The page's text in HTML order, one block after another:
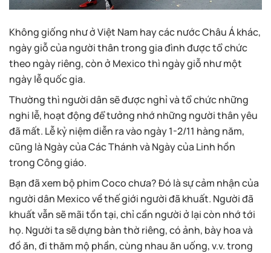
Không giống như ở Việt Nam hay các nước Châu Á khác,
ngày giỗ của người thân trong gia đình được tổ chức
theo ngày riêng, còn ở Mexico thì ngày giỗ như một
ngày lễ quốc gia.
Thường thì người dân sẽ được nghỉ và tổ chức những
nghi lễ, hoạt động để tưởng nhớ những người thân yêu
đã mất. Lễ kỷ niệm diễn ra vào ngày 1-2/11 hàng năm,
cũng là Ngày của Các Thánh và Ngày của Linh hồn
trong Công giáo.
Bạn đã xem bộ phim Coco chưa? Đó là sự cảm nhận của
người dân Mexico về thế giới người đã khuất. Người đã
khuất vẫn sẽ mãi tồn tại, chỉ cần người ở lại còn nhớ tới
họ. Người ta sẽ dựng bàn thờ riêng, có ảnh, bày hoa và
đồ ăn, đi thăm mộ phần, cùng nhau ăn uống, v.v. trong